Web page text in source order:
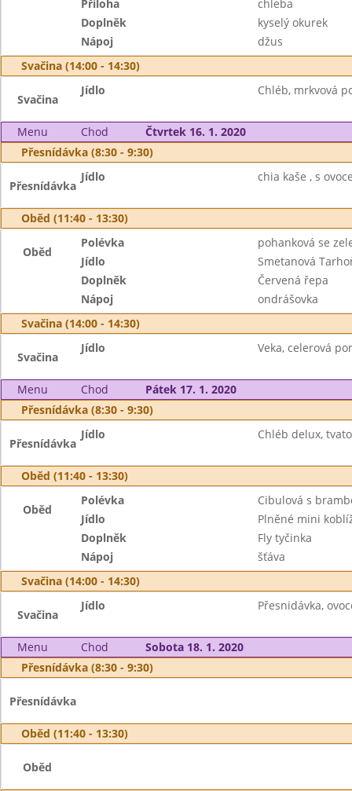
Příloha
chleba
Doplněk
kyselý okurek
Nápoj
džus
Svačina (14:00 - 14:30)
Svačina
Jídlo Chléb, mrkvová
Menu Chod
Čtvrtek 16. 1. 2020
Přesnídávka (8:30 - 9:30)
Přesnídávka
Jídlo chia kaše , s
Oběd (11:40 - 13:30)
Oběd
Polévka
pohanková se
Jídlo
Smetanová
Doplněk
Červená řepa
Nápoj
ondrášovka
Svačina (14:00 - 14:30)
Svačina
Jídlo Veka, celerová
Menu Chod
Pátek 17. 1. 2020
Přesnídávka (8:30 - 9:30)
Přesnídávka
Jídlo Chléb delux,
Oběd (11:40 - 13:30)
Oběd
Polévka
Cibulová s
Jídlo
Plněné mini
Doplněk
Fly tyčinka
Nápoj
šťáva
Svačina (14:00 - 14:30)
Svačina
Jídlo Přesnidávka,
Menu Chod
Sobota 18. 1. 2020
Přesnídávka (8:30 - 9:30)
Přesnídávka
Oběd (11:40 - 13:30)
Oběd